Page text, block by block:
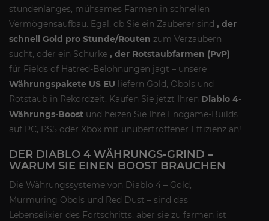
stundenlanges, mühsames Farmen in schnellen
Vermögensaufbau. Egal, ob Sie ein Zauberer sind , der
schnell Gold pro Stunde/Routen zum Verzaubern
sucht, oder ein Schurke , der Rotstaubfarmen (PvP)
für Fields of Hatred-Belohnungen jagt – unsere
Währungspakete US EU liefern Gold, Obols und
Rotstaub in Rekordzeit. Kaufen Sie jetzt Ihren Diablo 4-
Währungs-Boost und heizen Sie Ihre Endgame-Builds
auf PC, PS5 oder Xbox mit unübertroffener Effizienz an!
DER DIABLO 4 WÄHRUNGS-GRIND –
WARUM SIE EINEN BOOST BRAUCHEN
Die Währungssysteme von Diablo 4 – Gold,
Murmuring Obols und Red Dust – sind das
Lebenselixier des Fortschritts, aber sie zu farmen ist